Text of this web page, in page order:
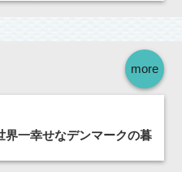
more
界一幸せなデンマークの暮